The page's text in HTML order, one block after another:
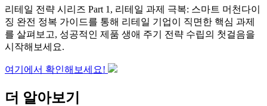
리테일 전략 시리즈 Part 1, 리테일 과제 극복: 스마트 머천다이
징 완전 정복 가이드를 통해 리테일 기업이 직면한 핵심 과제
를 살펴보고, 성공적인 제품 생애 주기 전략 수립의 첫걸음을
시작해보세요.
여기에서 확인해보세요!
더 알아보기